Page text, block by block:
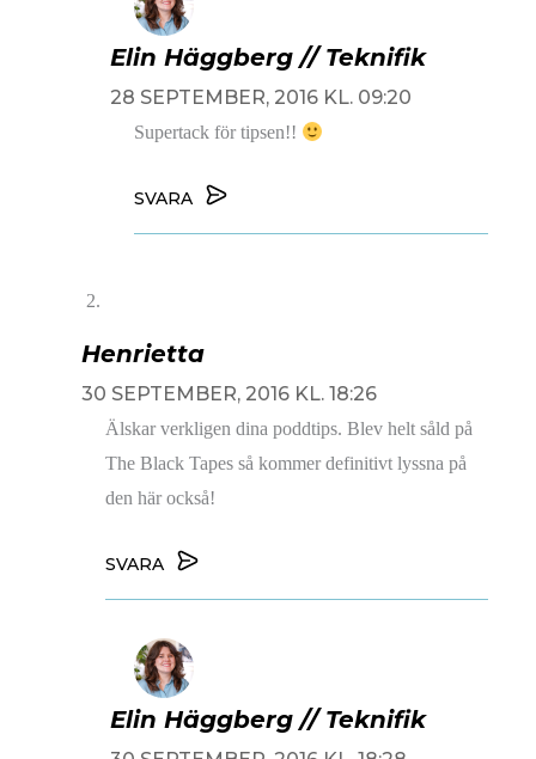
Elin Häggberg // Teknifik
28 SEPTEMBER, 2016 KL. 09:20
Supertack för tipsen!!
SVARA
Henrietta
30 SEPTEMBER, 2016 KL. 18:26
Älskar verkligen dina poddtips. Blev helt såld på
The Black Tapes så kommer definitivt lyssna på
den här också!
SVARA
Elin Häggberg // Teknifik